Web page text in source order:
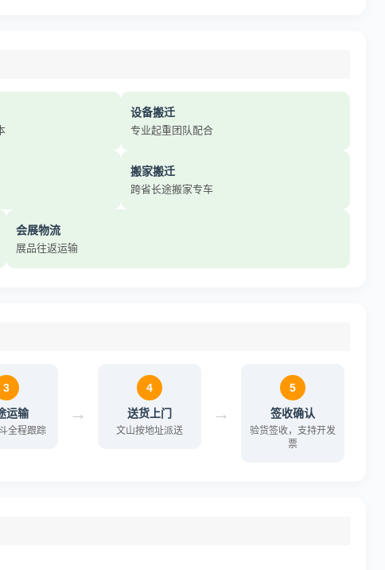
设备搬迁
专业起重团队配合
搬家搬迁
跨省长途搬家专车
会展物流
展品往返运输
3
运输
全程跟踪
→
4
送货上门
文山按地址派送
→
5
签收确认
验货签收，支持开发
票